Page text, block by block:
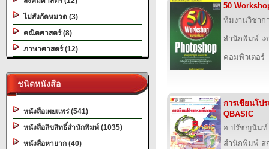
ไม่สังกัดหมวด (3)
คณิตศาสตร์ (8)
ภาษาศาสตร์ (12)
ชนิดหนังสือ
หนังสือเผยแพร่ (541)
หนังสือลิขสิทธิ์สำนักพิมพ์ (1035)
หนังสือหายาก (40)
50
ทีมงานวิชาก
สำนักพิมพ์ เ
คอมพิวเตอร์
การเขียนโป
QBASIC
อ.ปรัชญนัน
สำนักพิมพ์ ส